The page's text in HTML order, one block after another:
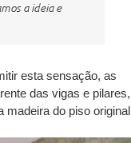
a ideia e
esta sensação, as
das vigas e pilares,
madeira do piso original